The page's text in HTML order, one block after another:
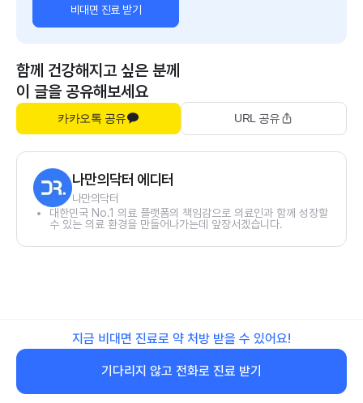
비대면 진료 받기
함께 건강해지고 싶은 분께
이 글을 공유해보세요
카카오톡 공유 URL 공유
나만의닥터 에디터
나만의닥터
대한민국 No.1 의료 플랫폼의 책임감으로 의료인과 함께 성장할
수 있는 의료 환경을 만들어나가는데 앞장서겠습니다.
지금 비대면 진료로 약 처방 받을 수 있어요!
기다리지 않고 전화로 진료 받기